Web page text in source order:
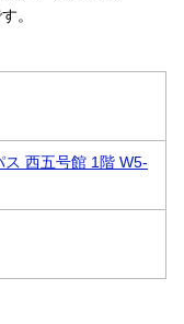
。
西五号館 1階 W5-